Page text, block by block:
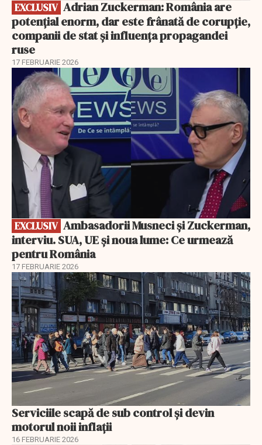
EXCLUSIV
potențial enorm, dar este frânată de corupție,
companii de stat și influența propagandei
ruse
17 FEBRUARIE 2026
EXCLUSIV
EXCLUSIV
interviu. SUA, UE și noua lume: Ce urmează
pentru România
17 FEBRUARIE 2026
Serviciile scapă de sub control și devin
motorul noii inflații
16 FEBRUARIE 2026